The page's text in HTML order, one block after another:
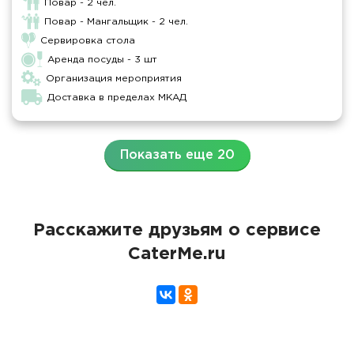
Повар - 2 чел.
Повар - Мангальщик - 2 чел.
Сервировка стола
Аренда посуды - 3 шт
Организация мероприятия
Доставка в пределах МКАД
Показать еще 20
Расскажите друзьям о сервисе
CaterMe.ru